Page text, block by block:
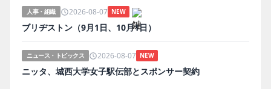
人事・組織 2026-08-07 NEW
ブリヂストン（9月1日、10月1日）
ニュース・トピックス 2026-08-07 NEW
ニッタ、城西大学女子駅伝部とスポンサー契約